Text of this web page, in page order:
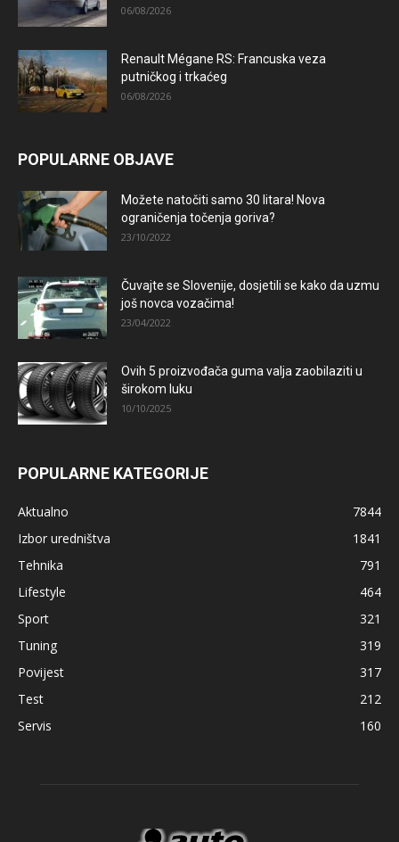
06/08/2026
Renault Mégane RS: Francuska veza
putničkog i trkaćeg
06/08/2026
POPULARNE OBJAVE
Možete natočiti samo 30 litara! Nova
ograničenja točenja goriva?
23/10/2022
Čuvajte se Slovenije, dosjetili se kako da uzmu
još novca vozačima!
23/04/2022
Ovih 5 proizvođača guma valja zaobilaziti u
širokom luku
10/10/2025
POPULARNE KATEGORIJE
Aktualno
7844
Izbor uredništva
1841
Tehnika
791
Lifestyle
464
Sport
321
Tuning
319
Povijest
317
Test
212
Servis
160